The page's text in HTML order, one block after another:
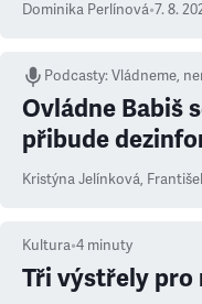
Dominika Perlínová•7. 8.
Podcasty:Vládneme,
Ovládne Babiš
přibude
Kristýna Jelínková,
Kultura•4 minuty
Tři výstřely pro